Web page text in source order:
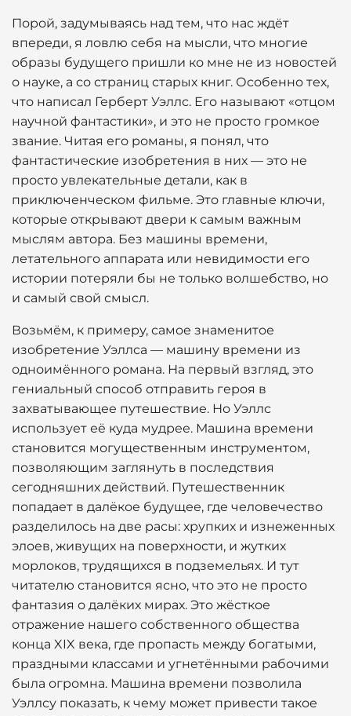
Порой, задумываясь над тем, что нас ждёт
впереди, я ловлю себя на мысли, что многие
образы будущего пришли ко мне не из новостей
о науке, а со страниц старых книг. Особенно тех,
что написал Герберт Уэллс. Его называют «отцом
научной фантастики», и это не просто громкое
звание. Читая его романы, я понял, что
фантастические изобретения в них — это не
просто увлекательные детали, как в
приключенческом фильме. Это главные ключи,
которые открывают двери к самым важным
мыслям автора. Без машины времени,
летательного аппарата или невидимости его
истории потеряли бы не только волшебство, но
и самый свой смысл.
Возьмём, к примеру, самое знаменитое
изобретение Уэллса — машину времени из
одноимённого романа. На первый взгляд, это
гениальный способ отправить героя в
захватывающее путешествие. Но Уэллс
использует её куда мудрее. Машина времени
становится могущественным инструментом,
позволяющим заглянуть в последствия
сегодняшних действий. Путешественник
попадает в далёкое будущее, где человечество
разделилось на две расы: хрупких и изнеженных
элоев, живущих на поверхности, и жутких
морлоков, трудящихся в подземельях. И тут
читателю становится ясно, что это не просто
фантазия о далёких мирах. Это жёсткое
отражение нашего собственного общества
конца XIX века, где пропасть между богатыми,
праздными классами и угнетёнными рабочими
была огромна. Машина времени позволила
Уэллсу показать, к чему может привести такое